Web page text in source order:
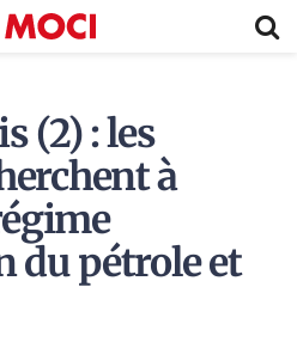
(2) : les
à
du pétrole et